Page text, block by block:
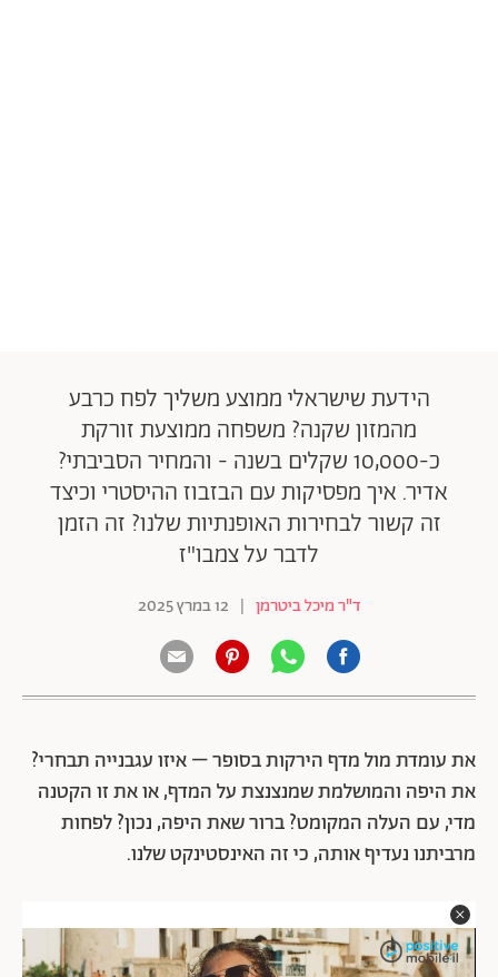
הידעת שישראלי ממוצע משליך לפח כרבע
מהמזון שקנה? משפחה ממוצעת זורקת
כ-10,000 שקלים בשנה - והמחיר הסביבתי?
אדיר. איך מפסיקות עם הבזבוז ההיסטרי וכיצד
זה קשור לבחירות האופנתיות שלנו? זה הזמן
לדבר על צמבו"ז
ד"ר מיכל ביטרמן | 12 במרץ 2025
את עומדת מול מדף הירקות בסופר – איזו עגבנייה תבחרי?
את היפה והמושלמת שמנצנצת על המדף, או את זו הקטנה
מדי, עם העלה המקומט? ברור שאת היפה, נכון? לפחות
מרביתנו נעדיף אותה, כי זה האינסטינקט שלנו.